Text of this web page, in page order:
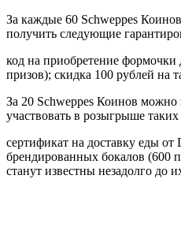
За каждые 60 Schweppes
получить следующие
код на приобретение
призов); скидка 100 рублей на
За 20 Schweppes Коинов можно
участвовать в розыгрыше
сертификат на доставку еды
брендированных бокалов (600
станут известны незадолго до